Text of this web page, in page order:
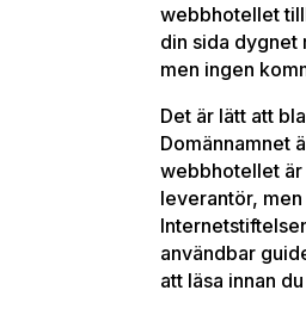
webbhotellet
din sida dygnet
men ingen
Det är lätt att
Domännamnet
webbhotellet är
leverantör,
användbar
att läsa innan